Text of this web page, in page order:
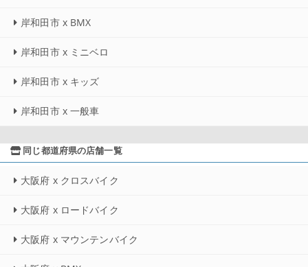
岸和田市 x BMX
岸和田市 x ミニベロ
岸和田市 x キッズ
岸和田市 x 一般車
同じ都道府県の店舗一覧
大阪府 x クロスバイク
大阪府 x ロードバイク
大阪府 x マウンテンバイク